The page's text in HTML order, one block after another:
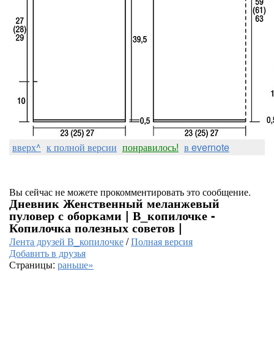
вверх^ к полной версии понравилось! в evernote
Вы сейчас не можете прокомментировать это сообщение.
Дневник Женственный меланжевый
пуловер с оборками | В_копилочке -
Копилочка полезных советов |
Лента друзей В_копилочке/Полная версия
Добавить в друзья
Страницы: раньше»